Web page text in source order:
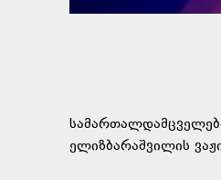
ელიზბარაშვილის